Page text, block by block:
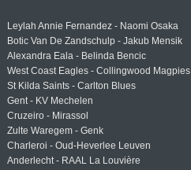
Leylah Annie Fernandez - Naomi Osaka
Botic Van De Zandschulp - Jakub Mensik
Alexandra Eala - Belinda Bencic
West Coast Eagles - Collingwood Magpies
St Kilda Saints - Carlton Blues
Gent - KV Mechelen
Cruzeiro - Mirassol
Zulte Waregem - Genk
Charleroi - Oud-Heverlee Leuven
Anderlecht - RAAL La Louvière